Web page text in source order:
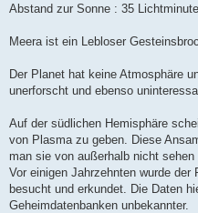
Abstand zur Sonne : 35
Meera ist ein Lebloser
Der Planet hat keine Atmosphäre
unerforscht und ebenso
Auf der südlichen Hemisphäre
von Plasma zu geben. Diese
man sie von außerhalb nicht
Vor einigen Jahrzehnten wurde
besucht und erkundet. Die Daten
Geheimdatenbanken unbekannter.